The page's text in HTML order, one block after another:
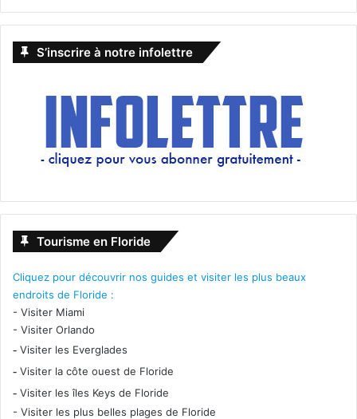
S’inscrire à notre infolettre
Tourisme en Floride
Cliquez pour découvrir nos guides et visiter les plus beaux
endroits de Floride :
- Visiter Miami
- Visiter Orlando
- Visiter les Everglades
- Visiter la côte ouest de Floride
- Visiter les îles Keys de Floride
- Visiter les plus belles plages de Floride